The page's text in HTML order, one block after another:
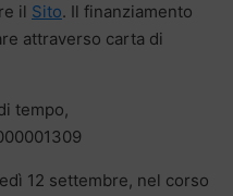
il Sito. Il finanziamento
attraverso carta di
tempo,
12 settembre, nel corso